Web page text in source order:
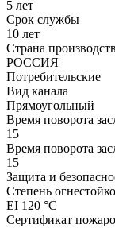
5 лет
Срок службы
10 лет
Страна
РОССИЯ
Потребительские
Вид канала
Прямоугольный
Время поворота
15
Время поворота
15
Защита и
Степень
EI 120 °С
Сертификат